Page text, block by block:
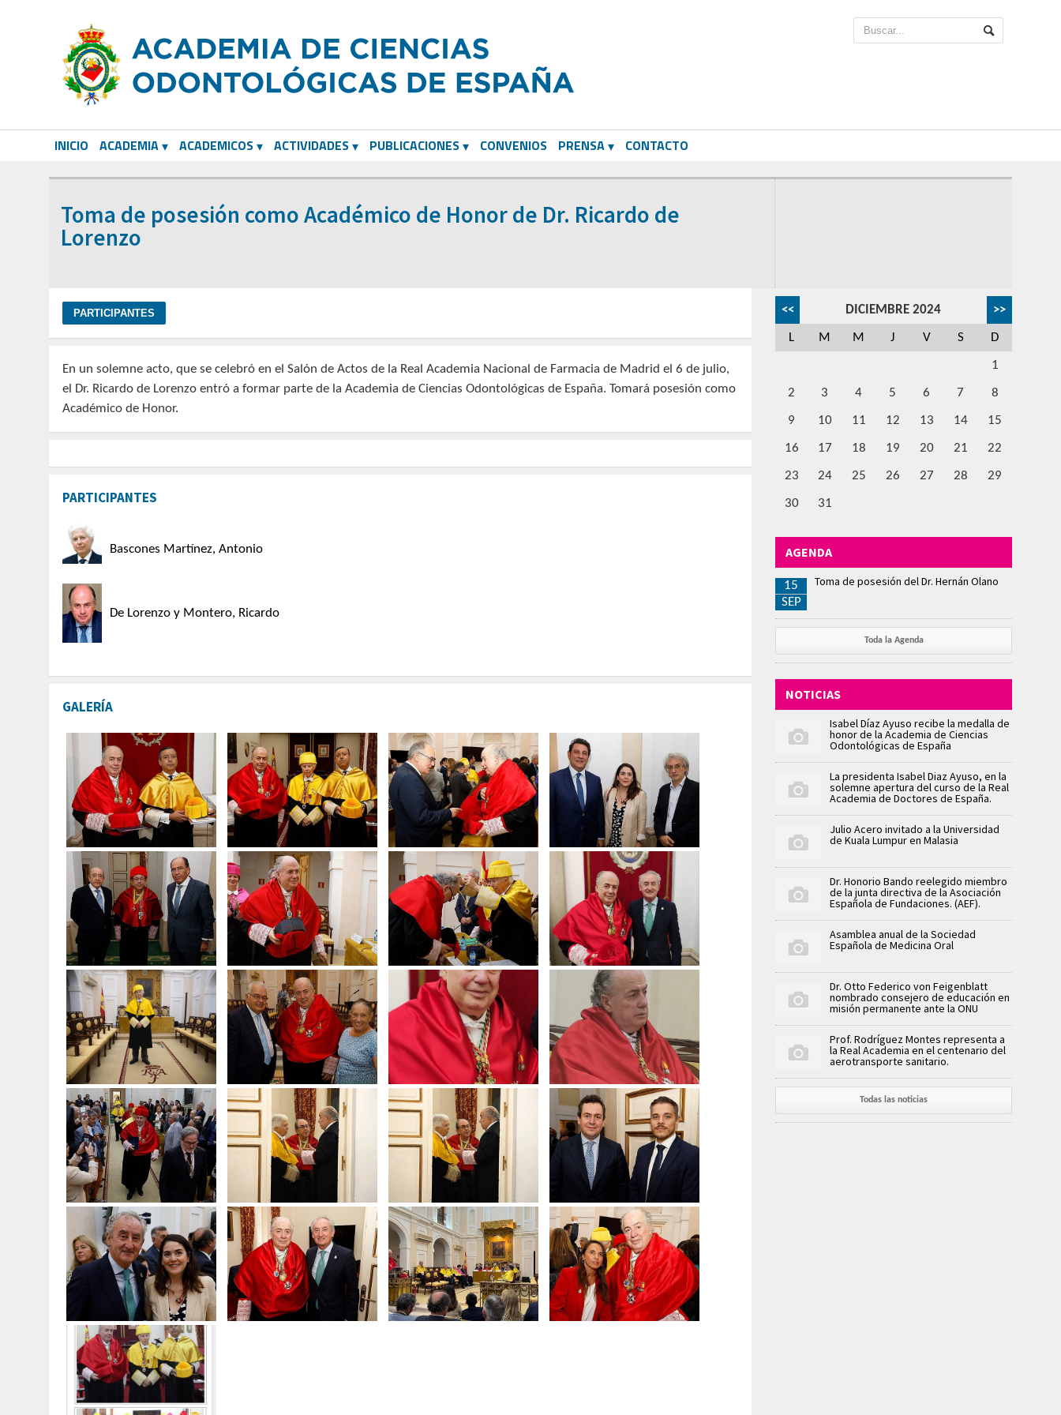
INICIO ACADEMIA ACADEMICOS ACTIVIDADES PUBLICACIONES CONVENIOS PRENSA CONTACTO
Toma de posesión como Académico de Honor de Dr. Ricardo de
Lorenzo
En un solemne acto, que se celebró en el Salón de Actos de la Real Academia Nacional de Farmacia de Madrid el 6 de julio,
el Dr. Ricardo de Lorenzo entró a formar parte de la Academia de Ciencias Odontológicas de España. Tomará posesión como
Académico de Honor.
PARTICIPANTES
Bascones Martínez, Antonio
De Lorenzo y Montero, Ricardo
GALERÍA
<< DICIEMBRE 2024 >>
L M M J V S D
1
2 3 4 5 6 7 8
9 10 11 12 13 14 15
16 17 18 19 20 21 22
23 24 25 26 27 28 29
30 31
AGENDA
15
SEP
Toma de posesión del Dr. Hernán Olano
Toda la Agenda
NOTICIAS
Isabel Díaz Ayuso recibe la medalla de
honor de la Academia de Ciencias
Odontológicas de España
La presidenta Isabel Diaz Ayuso, en la
solemne apertura del curso de la Real
Academia de Doctores de España.
Julio Acero invitado a la Universidad
de Kuala Lumpur en Malasia
Dr. Honorio Bando reelegido miembro
de la junta directiva de la Asociación
Española de Fundaciones. (AEF).
Asamblea anual de la Sociedad
Española de Medicina Oral
Dr. Otto Federico von Feigenblatt
nombrado consejero de educación en
misión permanente ante la ONU
Prof. Rodríguez Montes representa a
la Real Academia en el centenario del
aerotransporte sanitario.
Todas las noticias